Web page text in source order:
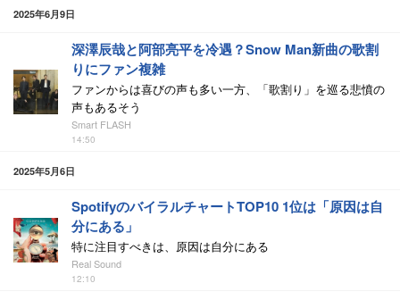
2025年6月9日
深澤辰哉と阿部亮平を冷遇？Snow Man新曲の歌割
りにファン複雑
ファンからは喜びの声も多い一方、「歌割り」を巡る悲憤の
声もあるそう
Smart FLASH
14:50
2025年5月6日
SpotifyのバイラルチャートTOP10 1位は「原因は自
分にある」
特に注目すべきは、原因は自分にある
Real Sound
12:10